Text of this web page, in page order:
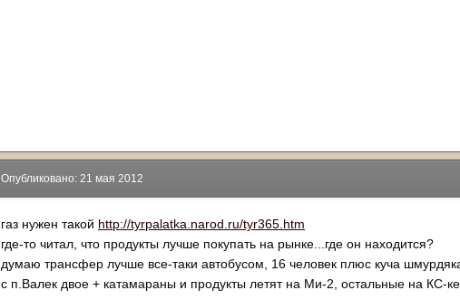
Опубликовано: 21 мая 2012
газ нужен такой http://tyrpalatka.narod.ru/tyr365.htm
где-то читал, что продукты лучше покупать на рынке...где он находится?
думаю трансфер лучше все-таки автобусом, 16 человек плюс куча
с п.Валек двое + катамараны и продукты летят на Ми-2, остальные на КС-